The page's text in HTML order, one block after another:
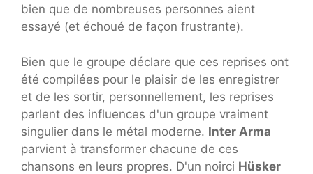
bien que de nombreuses personnes aient
essayé (et échoué de façon frustrante).
Bien que le groupe déclare que ces reprises ont
été compilées pour le plaisir de les enregistrer
et de les sortir, personnellement, les reprises
parlent des influences d'un groupe vraiment
singulier dans le métal moderne. Inter Arma
parvient à transformer chacune de ces
chansons en leurs propres. D'un noirci Hüsker